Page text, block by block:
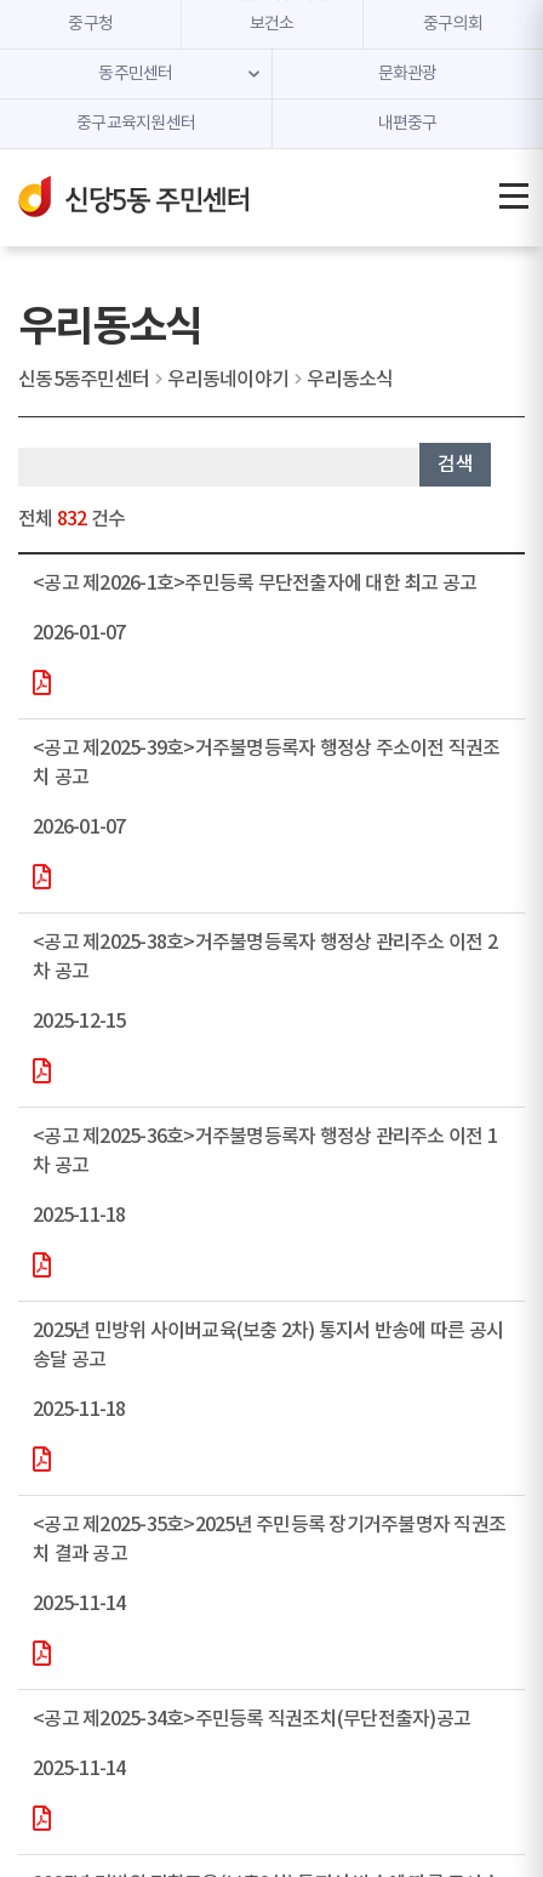
본문 내용 바로가기
주메뉴 바로가기
중구청 보건소 중구의회
동주민센터 문화관광
중구교육지원센터 내편중구
우리동소식
신동5동주민센터 우리동네이야기 우리동소식
검색
전체 832건수
<공고 제2026-1호>주민등록 무단전출자에 대한 최고 공고
2026-01-07
<공고 제2025-39호>거주불명등록자 행정상 주소이전 직권조
치 공고
2026-01-07
<공고 제2025-38호>거주불명등록자 행정상 관리주소 이전 2
차 공고
2025-12-15
<공고 제2025-36호>거주불명등록자 행정상 관리주소 이전 1
차 공고
2025-11-18
2025년 민방위 사이버교육(보충 2차) 통지서 반송에 따른 공시
송달 공고
2025-11-18
<공고 제2025-35호>2025년 주민등록 장기거주불명자 직권조
치 결과 공고
2025-11-14
<공고 제2025-34호>주민등록 직권조치(무단전출자)공고
2025-11-14